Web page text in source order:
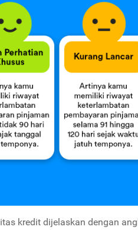
kredit dijelaskan dengan